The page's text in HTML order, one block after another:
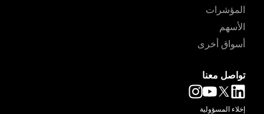
المؤشرات
الأسهم
أسواق أخرى
تواصل معنا
إخلاء المسؤولية